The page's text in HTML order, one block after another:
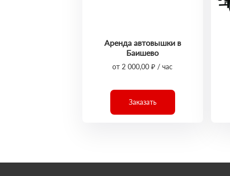
Аренда автовышки в
Баишево
от 2 000,00 ₽ / час
Заказать